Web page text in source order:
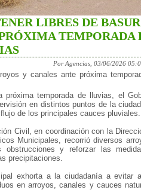
LIBRES DE
TEMPORADA
Por Agencias, 03/06/2026
y canales ante próxima
temporada de lluvias, el
en distintos puntos de la
de los principales cauces pluviales.
Civil, en coordinación con la
Municipales, recorrió diversos
y reforzar las
precipitaciones.
exhorta a la ciudadanía a evitar
en arroyos, canales y cauces